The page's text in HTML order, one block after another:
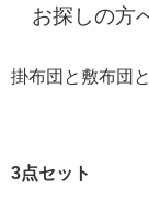
お探しの方
掛布団と敷布団
3点セット